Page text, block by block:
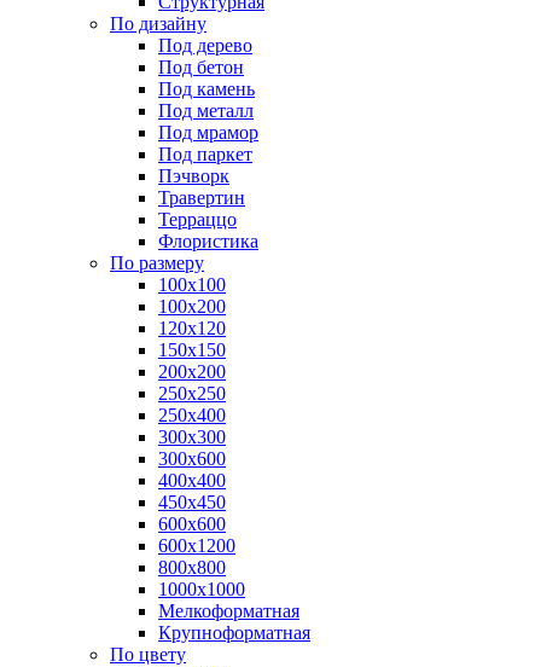
По дизайну
Под дерево
Под бетон
Под камень
Под металл
Под мрамор
Под паркет
Пэчворк
Травертин
Терраццо
Флористика
По размеру
100х100
100х200
120х120
150х150
200х200
250х250
250х400
300х300
300х600
400х400
450х450
600х600
600х1200
800х800
1000х1000
Мелкоформатная
Крупноформатная
По цвету